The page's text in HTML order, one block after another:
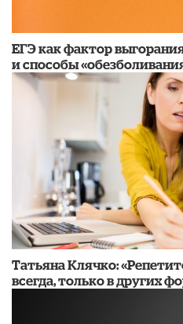
​ЕГЭ как фактор
и способы
​Татьяна Клячко:
всегда, только в других